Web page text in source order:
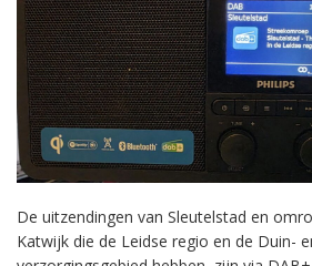
De uitzendingen van Sleutelstad en
Katwijk die de Leidse regio en de Duin-